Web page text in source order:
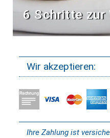
6 Schritte zur
Wir akzeptieren:
Ihre Zahlung ist